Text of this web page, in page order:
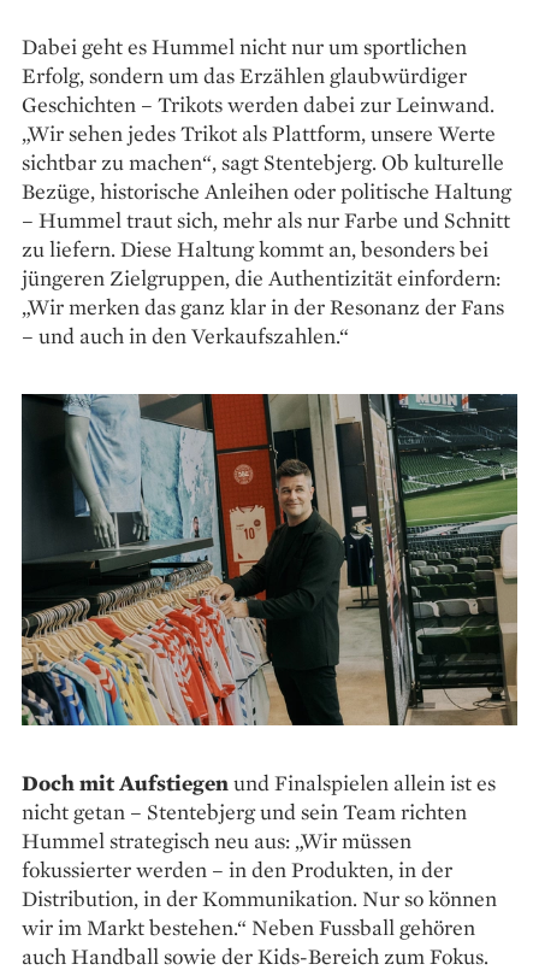
Dabei geht es Hummel nicht nur um sport­lichen
Erfolg, sondern um das Erzählen glaubwürdiger
Geschichten – Trikots werden dabei zur Leinwand.
„Wir sehen jedes Trikot als Plattform, unsere Werte
sichtbar zu machen“, sagt Stentebjerg. Ob kulturelle
Bezüge, historische Anleihen oder politische Haltung
– Hummel traut sich, mehr als nur Farbe und Schnitt
zu liefern. Diese Haltung kommt an, besonders bei
jüngeren Zielgruppen, die Authentizität einfordern:
„Wir merken das ganz klar in der Resonanz der Fans
– und auch in den Verkaufszahlen.“
Doch mit Aufstiegenund Finalspielen allein ist es
nicht getan – Stentebjerg und sein Team ­richten
Hummel strategisch neu aus: „Wir müssen
fokussierter werden – in den Produkten, in der
Distribution, in der Kommunikation. Nur so können
wir im Markt bestehen.“ Neben Fussball gehören
auch Handball sowie der Kids-Bereich zum Fokus.